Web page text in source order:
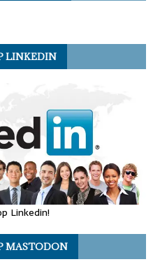
LINKEDIN
Linkedin!
MASTODON